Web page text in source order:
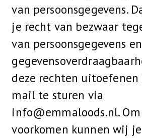
van persoonsgegevens.
je recht van bezwaar
van persoonsgegevens
deze rechten uitoefenen
mail te sturen via
info@emmaloods.nl.
voorkomen kunnen wij